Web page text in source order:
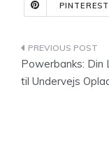
PINTEREST
Powerbanks: Din
til Undervejs